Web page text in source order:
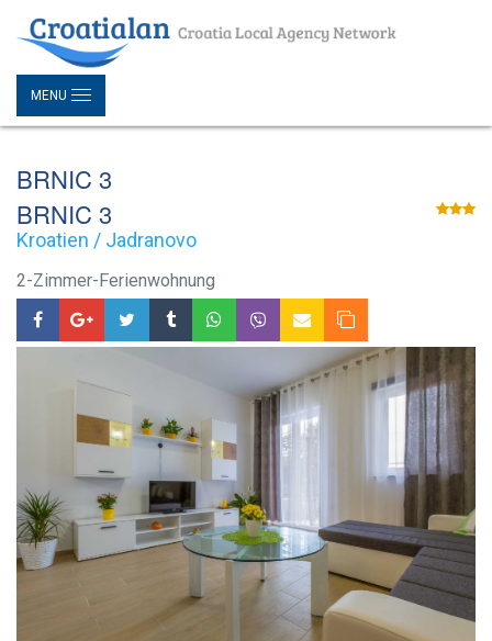
MENU
BRNIC 3
BRNIC 3
Kroatien / Jadranovo
2-Zimmer-Ferienwohnung